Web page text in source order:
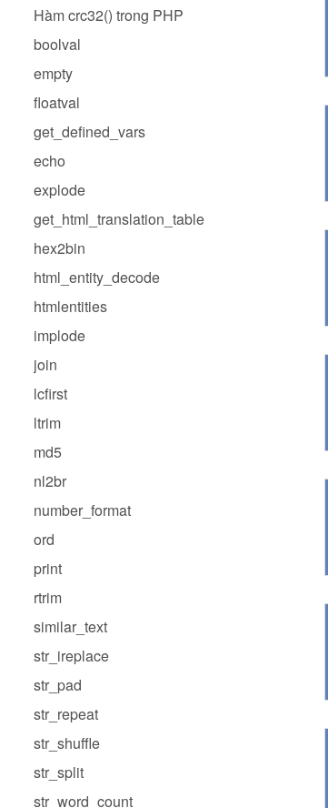
Hàm crc32() trong PHP
boolval
empty
floatval
get_defined_vars
echo
explode
get_html_translation_table
hex2bin
html_entity_decode
htmlentities
implode
join
lcfirst
ltrim
md5
nl2br
number_format
ord
print
rtrim
similar_text
str_ireplace
str_pad
str_repeat
str_shuffle
str_split
str_word_count